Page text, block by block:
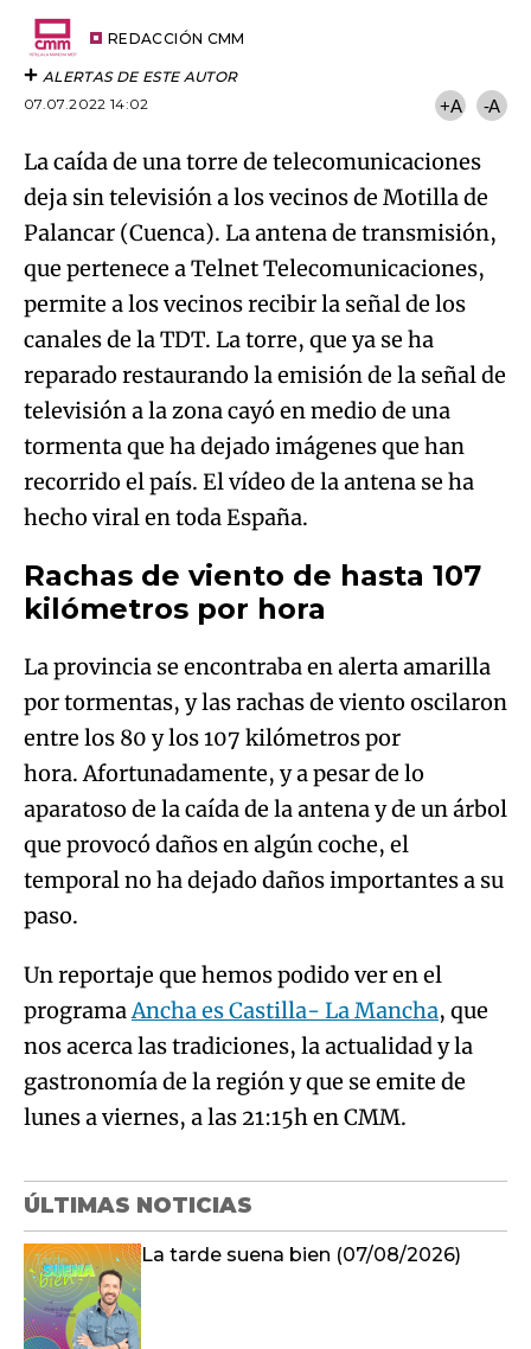
REDACCIÓN CMM
ALERTAS DE ESTE AUTOR
07.07.2022 14:02
+A -A
La caída de una torre de telecomunicaciones
deja sin televisión a los vecinos de Motilla de
Palancar (Cuenca). La antena de transmisión,
que pertenece a Telnet Telecomunicaciones,
permite a los vecinos recibir la señal de los
canales de la TDT. La torre, que ya se ha
reparado restaurando la emisión de la señal de
televisión a la zona cayó en medio de una
tormenta que ha dejado imágenes que han
recorrido el país. El vídeo de la antena se ha
hecho viral en toda España.
Rachas de viento de hasta 107
kilómetros por hora
La provincia se encontraba en alerta amarilla
por tormentas, y las rachas de viento oscilaron
entre los 80 y los 107 kilómetros por
hora. Afortunadamente, y a pesar de lo
aparatoso de la caída de la antena y de un árbol
que provocó daños en algún coche, el
temporal no ha dejado daños importantes a su
paso.
Un reportaje que hemos podido ver en el
programaAncha es Castilla- La Mancha, que
nos acerca las tradiciones, la actualidad y la
gastronomía de la región y que se emite de
lunes a viernes, a las 21:15h en CMM.
ÚLTIMAS NOTICIAS
La tarde suena bien (07/08/2026)